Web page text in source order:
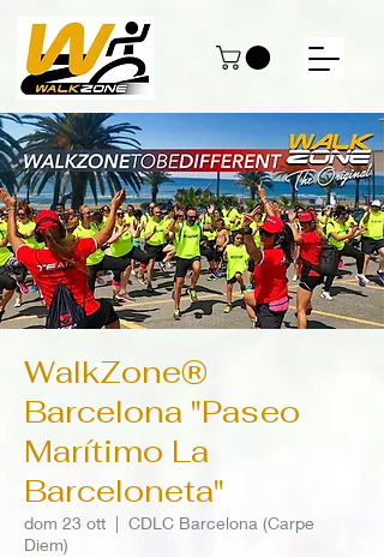
WalkZone®
Barcelona "Paseo
Marítimo La
Barceloneta"
dom 23 ott
  |
CDLC Barcelona (Carpe
Diem)